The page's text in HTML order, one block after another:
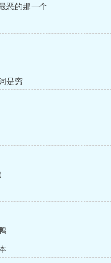
恶的那一个
是穷